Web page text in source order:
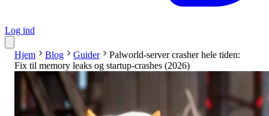
Log ind
Hjem Blog Guider
Palworld-server crasher hele tiden:
Fix til memory leaks og startup-crashes (2026)